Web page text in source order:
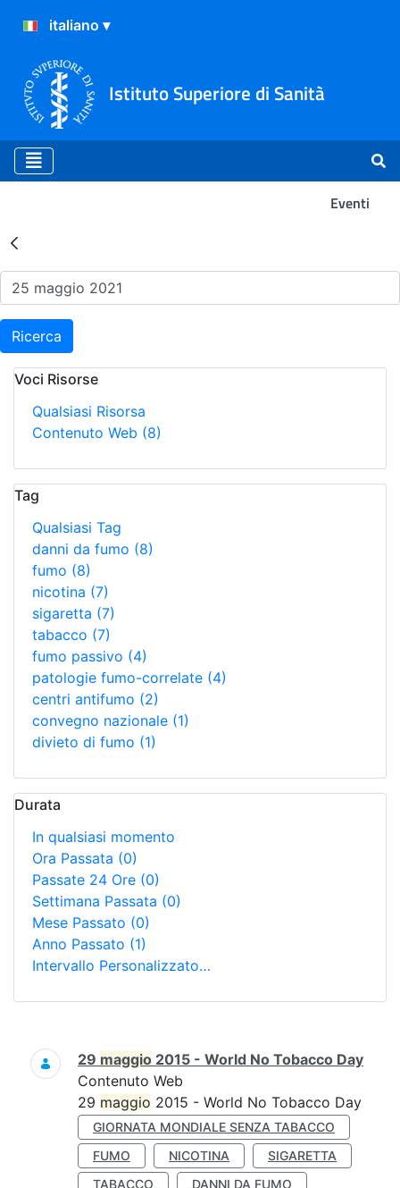
Istituto Superiore di Sanità
Eventi
Risultati della Ricerca -
Ricerca
Voci Risorse
Qualsiasi Risorsa
Contenuto Web (8)
Tag
Qualsiasi Tag
danni da fumo (8)
fumo (8)
nicotina (7)
sigaretta (7)
tabacco (7)
fumo passivo (4)
patologie fumo-correlate (4)
centri antifumo (2)
convegno nazionale (1)
divieto di fumo (1)
Durata
In qualsiasi momento
Ora Passata (0)
Passate 24 Ore (0)
Settimana Passata (0)
Mese Passato (0)
Anno Passato (1)
Intervallo Personalizzato…
Ricerca
29 maggio 2015 - World No Tobacco Day
Contenuto Web
29 maggio 2015 - World No Tobacco Day
GIORNATA MONDIALE SENZA TABACCO
FUMO
NICOTINA
SIGARETTA
TABACCO
DANNI DA FUMO